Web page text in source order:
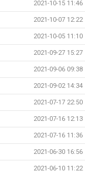
2021-10-15 11:46
2021-10-07 12:22
2021-10-05 11:10
2021-09-27 15:27
2021-09-06 09:38
2021-09-02 14:34
2021-07-17 22:50
2021-07-16 12:13
2021-07-16 11:36
2021-06-30 16:56
2021-06-10 11:22